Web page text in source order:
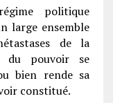
politique
large ensemble
de la
du pouvoir se
bien rende sa
constitué.